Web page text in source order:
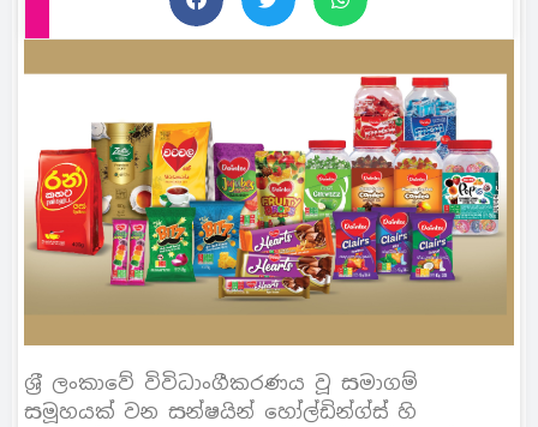
ශ‍්‍රී ලංකාවේ විවිධාංගීකරණය වූ සමාගම්
සමූහයක් වන සන්ෂයින් හෝල්ඩින්ග්ස් හි